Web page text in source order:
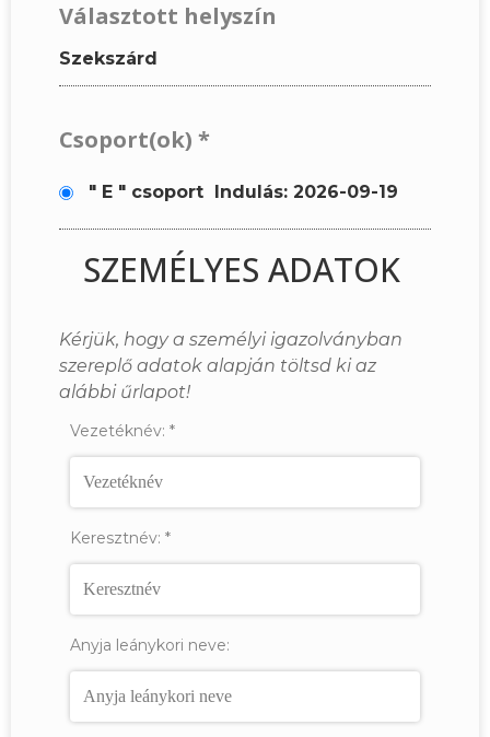
Választott helyszín
Szekszárd
Csoport(ok) *
" E " csoport Indulás: 2026-09-19
SZEMÉLYES ADATOK
Kérjük, hogy a személyi igazolványban
szereplő adatok alapján töltsd ki az
alábbi űrlapot!
Vezetéknév: *
Keresztnév: *
Anyja leánykori neve: